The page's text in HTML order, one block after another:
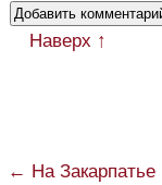
Наверх ↑
← На Закарпатье